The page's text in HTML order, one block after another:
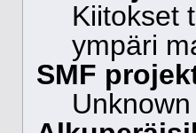
Kiitokset
ympäri
SMF